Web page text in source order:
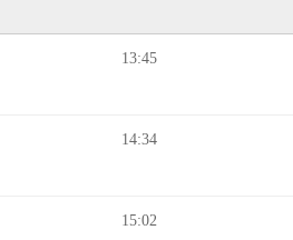
13:45
14:34
15:02